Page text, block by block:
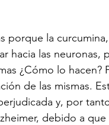
porque la
hacia las neuronas,
¿Cómo lo hacen?
de las mismas.
y, por
debido a